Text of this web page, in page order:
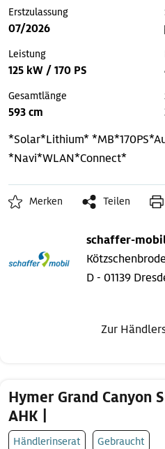
Erstzulassung
07/2026
Leistung
125 kW / 170 PS
Gesamtlänge
593 cm
*Solar*Lithium*
*Navi*WLAN*Connect*
Merken Teilen
schaffer-
D - 01139
Zur
Hymer Grand Canyon S
AHK |
Händlerinserat Gebraucht